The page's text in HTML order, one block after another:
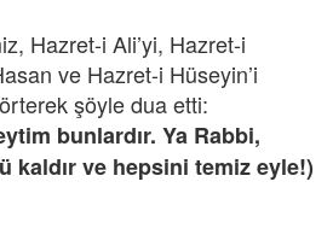
Hazret-i Ali’yi, Hazret-i
ve Hazret-i Hüseyin’i
şöyle dua etti:
bunlardır. Ya Rabbi,
kaldır ve hepsini temiz eyle!)